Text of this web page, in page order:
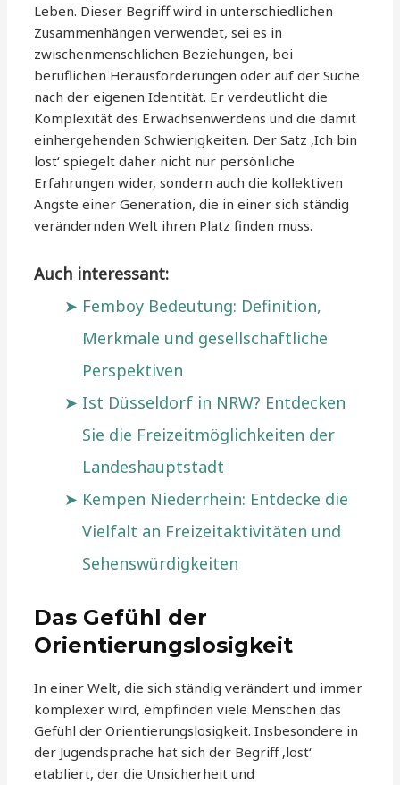
Leben. Dieser Begriff wird in unterschiedlichen
Zusammenhängen verwendet, sei es in
zwischenmenschlichen Beziehungen, bei
beruflichen Herausforderungen oder auf der Suche
nach der eigenen Identität. Er verdeutlicht die
Komplexität des Erwachsenwerdens und die damit
einhergehenden Schwierigkeiten. Der Satz ‚Ich bin
lost‘ spiegelt daher nicht nur persönliche
Erfahrungen wider, sondern auch die kollektiven
Ängste einer Generation, die in einer sich ständig
verändernden Welt ihren Platz finden muss.
Auch interessant:
Femboy Bedeutung: Definition,
Merkmale und gesellschaftliche
Perspektiven
Ist Düsseldorf in NRW? Entdecken
Sie die Freizeitmöglichkeiten der
Landeshauptstadt
Kempen Niederrhein: Entdecke die
Vielfalt an Freizeitaktivitäten und
Sehenswürdigkeiten
Das Gefühl der
Orientierungslosigkeit
In einer Welt, die sich ständig verändert und immer
komplexer wird, empfinden viele Menschen das
Gefühl der Orientierungslosigkeit. Insbesondere in
der Jugendsprache hat sich der Begriff ‚lost‘
etabliert, der die Unsicherheit und